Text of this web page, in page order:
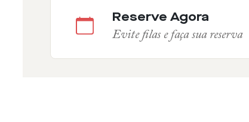
Reserve Agora
Evite filas e faça sua reserva